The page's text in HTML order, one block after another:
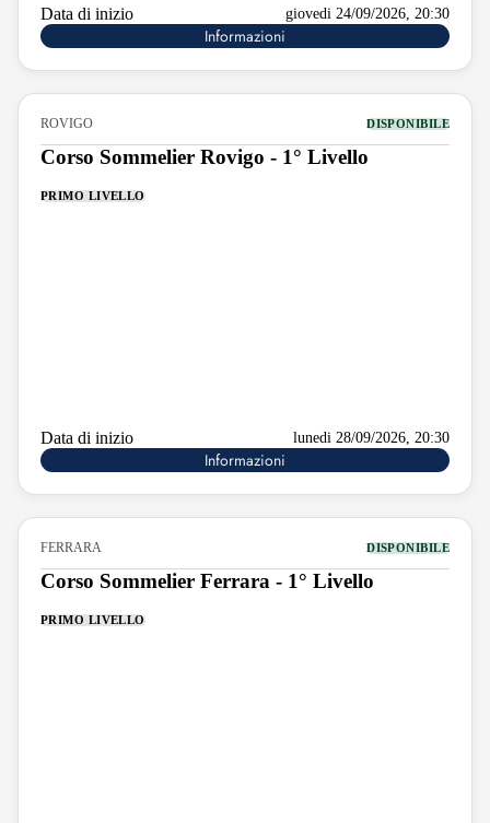
Data di inizio giovedi 24/09/2026, 20:30
Informazioni
ROVIGO DISPONIBILE
Corso Sommelier Rovigo - 1° Livello
PRIMO LIVELLO
Data di inizio lunedi 28/09/2026, 20:30
Informazioni
FERRARA DISPONIBILE
Corso Sommelier Ferrara - 1° Livello
PRIMO LIVELLO